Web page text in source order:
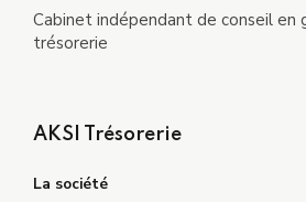
Cabinet indépendant de conseil en
trésorerie
AKSI Trésorerie
La société